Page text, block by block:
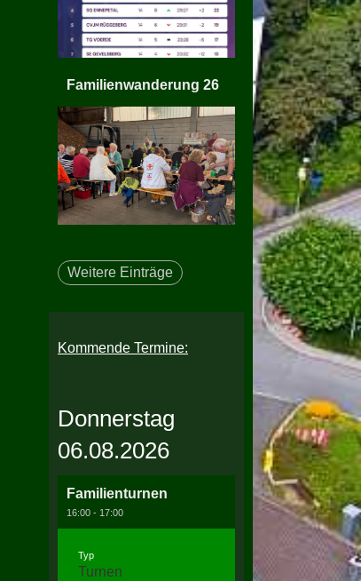
Familienwanderung 26
Weitere Einträge
Kommende Termine:
Donnerstag
06.08.2026
Familienturnen
16:00 - 17:00
Typ
Turnen